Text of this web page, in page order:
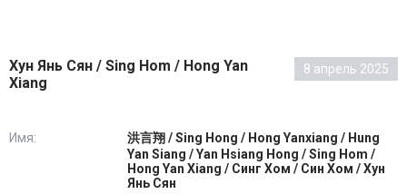
Хун Янь Сян / Sing Hom / Hong Yan
Xiang
8 апрель 2025
Имя:
洪言翔 / Sing Hong / Hong Yanxiang / Hung
Yan Siang / Yan Hsiang Hong / Sing Hom /
Hong Yan Xiang / Синг Хом / Син Хом / Хун
Янь Сян